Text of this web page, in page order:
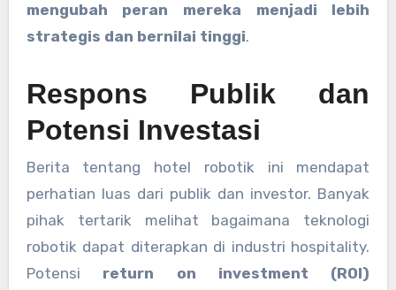
mengubah peran mereka menjadi lebih
strategis dan bernilai tinggi.
Respons Publik dan
Potensi Investasi
Berita tentang hotel robotik ini mendapat
perhatian luas dari publik dan investor. Banyak
pihak tertarik melihat bagaimana teknologi
robotik dapat diterapkan di industri hospitality.
Potensi return on investment (ROI)